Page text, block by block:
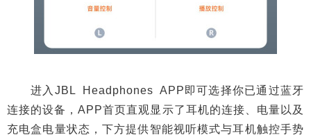
进入JBL Headphones APP即可选择你已通过蓝牙
连接的设备，APP首页直观显示了耳机的连接、电量以及
充电盒电量状态，下方提供智能视听模式与耳机触控手势